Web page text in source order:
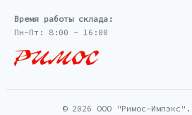
Время работы склада:
Пн-Пт: 8:00 - 16:00
© 2026 ООО "Римос-